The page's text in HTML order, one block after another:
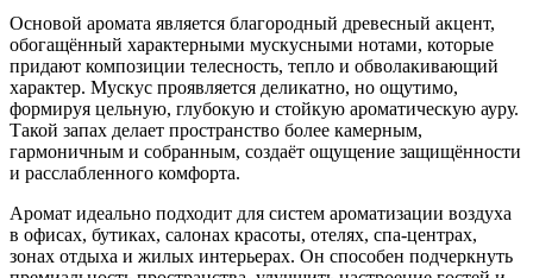
Основой аромата является благородный древесный акцент,
обогащённый характерными мускусными нотами, которые
придают композиции телесность, тепло и обволакивающий
характер. Мускус проявляется деликатно, но ощутимо,
формируя цельную, глубокую и стойкую ароматическую ауру.
Такой запах делает пространство более камерным,
гармоничным и собранным, создаёт ощущение защищённости
и расслабленного комфорта.
Аромат идеально подходит для систем ароматизации воздуха
в офисах, бутиках, салонах красоты, отелях, спа-центрах,
зонах отдыха и жилых интерьерах. Он способен подчеркнуть